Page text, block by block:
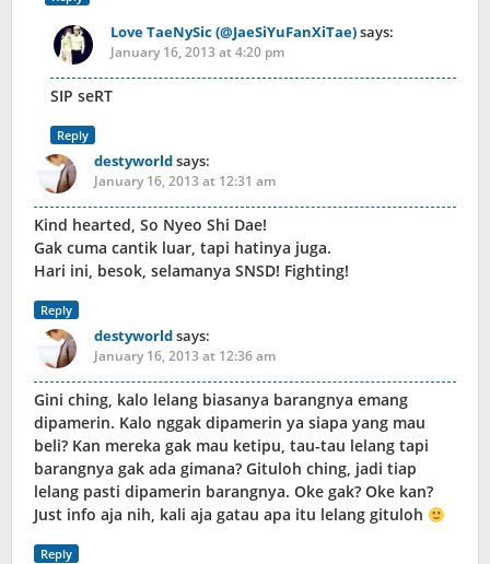
Love TaeNySic (@JaeSiYuFanXiTae)says:
January 16, 2013 at 4:20 pm
SIP seRT
Reply
destyworldsays:
January 16, 2013 at 12:31 am
Kind hearted, So Nyeo Shi Dae!
Gak cuma cantik luar, tapi hatinya juga.
Hari ini, besok, selamanya SNSD! Fighting!
Reply
destyworldsays:
January 16, 2013 at 12:36 am
Gini ching, kalo lelang biasanya barangnya emang
dipamerin. Kalo nggak dipamerin ya siapa yang mau
beli? Kan mereka gak mau ketipu, tau-tau lelang tapi
barangnya gak ada gimana? Gituloh ching, jadi tiap
lelang pasti dipamerin barangnya. Oke gak? Oke kan?
Just info aja nih, kali aja gatau apa itu lelang gituloh
Reply